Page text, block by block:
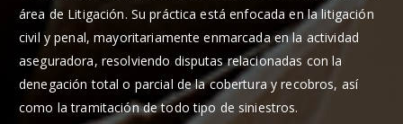
área de Litigación. Su práctica está enfocada en la litigación
civil y penal, mayoritariamente enmarcada en la actividad
aseguradora, resolviendo disputas relacionadas con la
denegación total o parcial de la cobertura y recobros, así
como la tramitación de todo tipo de siniestros.